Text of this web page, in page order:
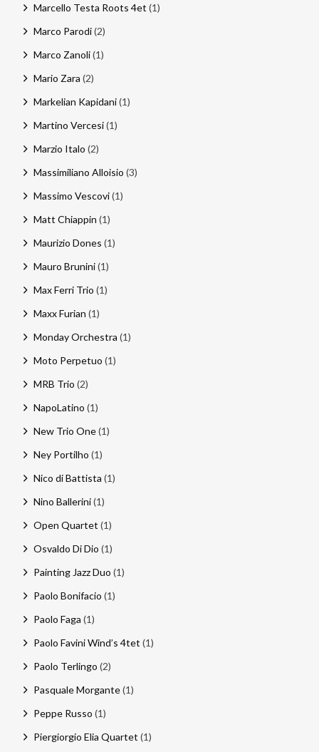
Marcello Testa Roots 4et (1)
Marco Parodi(2)
Marco Zanoli(1)
Mario Zara (2)
Markelian Kapidani(1)
Martino Vercesi(1)
Marzio Italo (2)
Massimiliano Alloisio (3)
Massimo Vescovi(1)
Matt Chiappin (1)
Maurizio Dones (1)
Mauro Brunini(1)
Max Ferri Trio (1)
Maxx Furian (1)
Monday Orchestra (1)
Moto Perpetuo (1)
MRB Trio (2)
NapoLatino (1)
New Trio One(1)
Ney Portilho (1)
Nico di Battista (1)
Nino Ballerini(1)
Open Quartet (1)
Osvaldo Di Dio (1)
Painting Jazz Duo (1)
Paolo Bonifacio (1)
Paolo Faga (1)
Paolo Favini Wind’s 4tet (1)
Paolo Terlingo (2)
Pasquale Morgante(1)
Peppe Russo (1)
Piergiorgio Elia Quartet (1)